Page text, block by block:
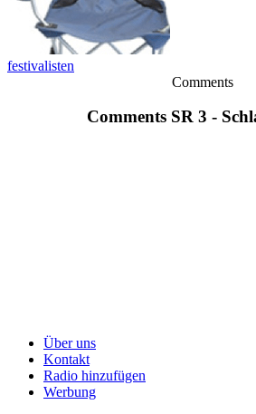
festivalisten
Comments
Comments SR 3 -
Über uns
Kontakt
Radio hinzufügen
Werbung